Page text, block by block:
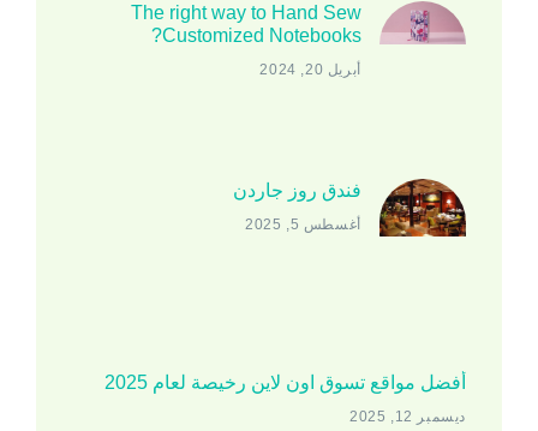
The right way to Hand Sew
Customized Notebooks?
أبريل 20, 2024
فندق روز جاردن
أغسطس 5, 2025
أفضل مواقع تسوق اون لاين رخيصة لعام 2025
ديسمبر 12, 2025